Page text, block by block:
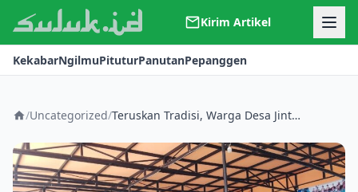
Kirim Artikel
Kerjasama
Kontak
KekabarNgilmuPituturPanutanPepanggen
/Uncategorized/ Teruskan Tradisi, Warga Desa Jintel Gelar Ambengan dan Pengajian Saat Nyadran